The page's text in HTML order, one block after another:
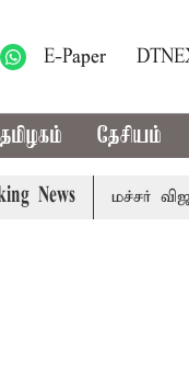
E-Paper
தமிழகம் தேசியம்
News
அமைச்சர் விஜய்